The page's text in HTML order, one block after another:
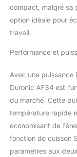
compact, malgré sa
option idéale pour
travail.
Performance et
Avec une
Duronic AF34 est
du marché. Cette
température rapide
économisant de
fonction de cuisson
paramètres aux